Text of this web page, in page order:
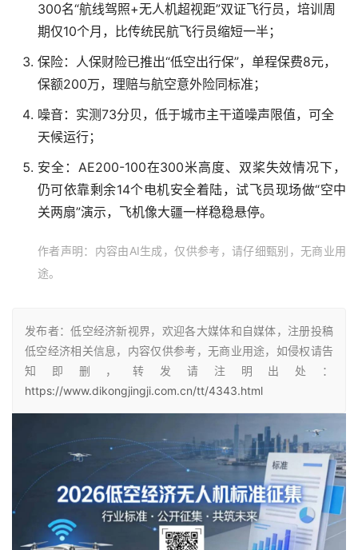
300名“航线驾照+无人机超视距”双证飞行员，培训周
期仅10个月，比传统民航飞行员缩短一半；
保险：人保财险已推出“低空出行保”，单程保费8元，
保额200万，理赔与航空意外险同标准；
噪音：实测73分贝，低于城市主干道噪声限值，可全
天候运行；
安全：AE200-100在300米高度、双桨失效情况下，
仍可依靠剩余14个电机安全着陆，试飞员现场做“空中
关两扇”演示，飞机像大疆一样稳稳悬停。
作者声明：内容由AI生成，仅供参考，请仔细甄别，无商业用
途。
发布者：低空经济新视界，欢迎各大媒体和自媒体，注册投稿
低空经济相关信息，内容仅供参考，无商业用途，如侵权请告
知即删，转发请注明出处：
https://www.dikongjingji.com.cn/tt/4343.html